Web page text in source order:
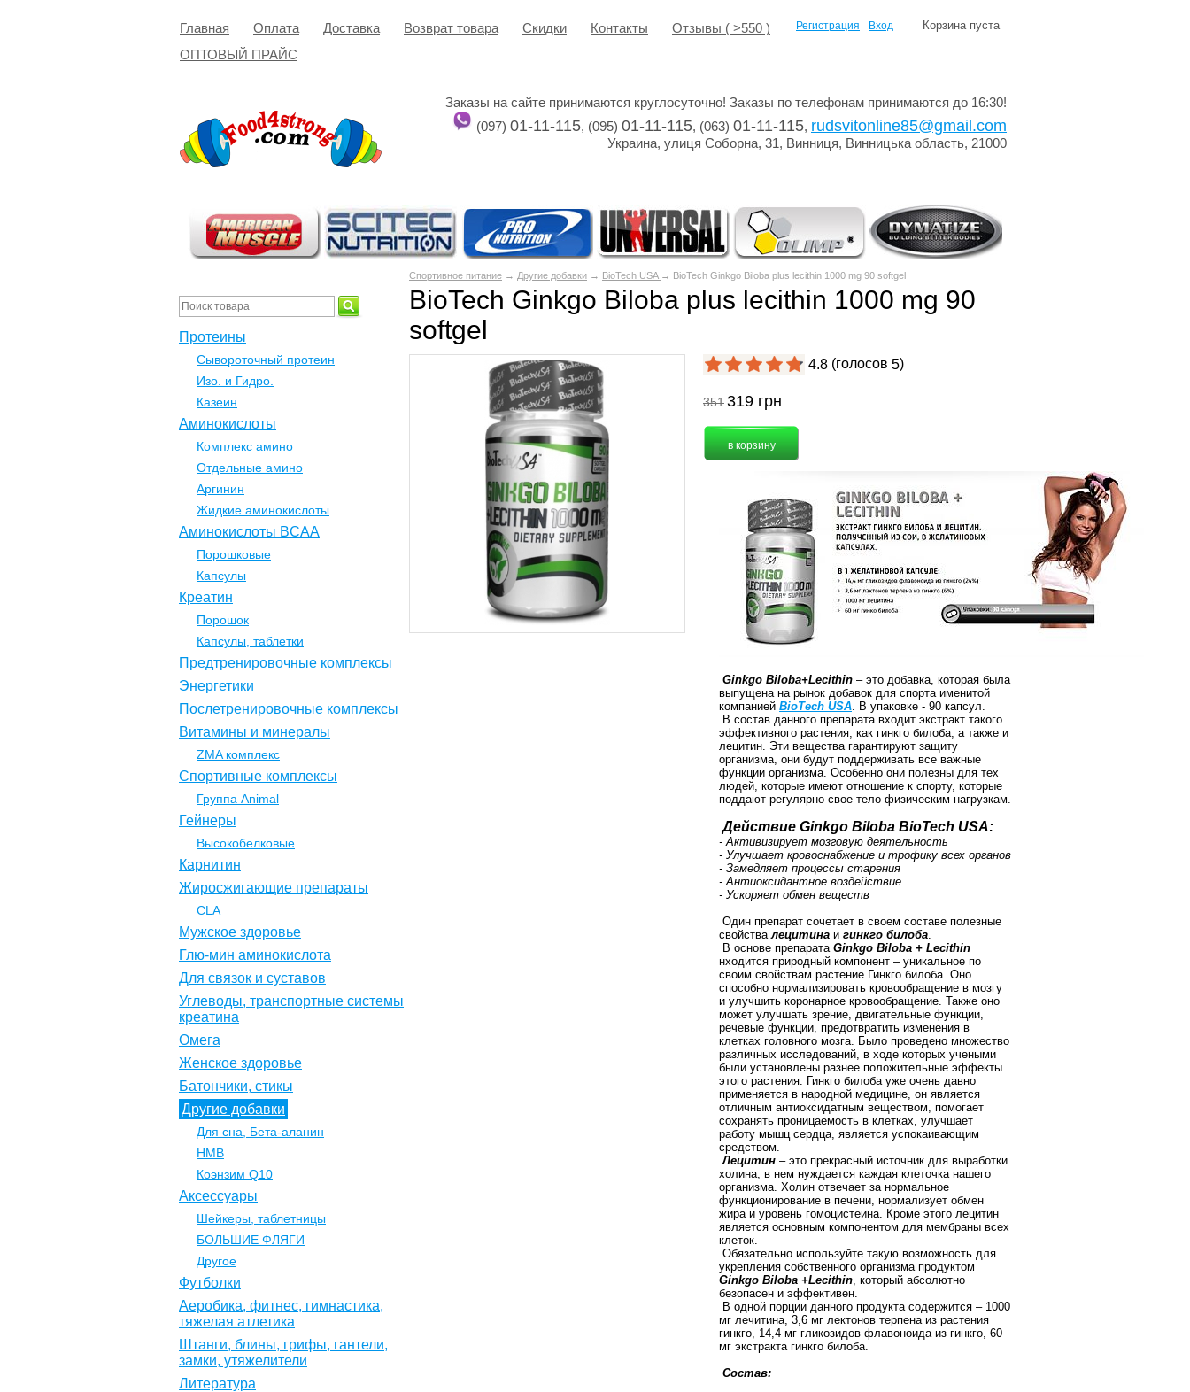
Главная Оплата Доставка Возврат товара Cкидки Контакты
Отзывы ( >550 )
ОПТОВЫЙ ПРАЙС
Корзина пуста
Регистрация Вход
Заказы на сайте принимаются круглосуточно! Заказы по телефонам принимаются до 16:30!
(097) 01-11-115, (095) 01-11-115, (063) 01-11-115, rudsvitonline85@gmail.com
Украина, улиця Соборна, 31, Винниця, Винницька область, 21000
Спортивное питание → Другие добавки → BioTech USA → BioTech Ginkgo Biloba plus lecithin 1000 mg 90 softgel
BioTech Ginkgo Biloba plus lecithin 1000 mg 90
softgel
4.8 (голосов 5)
351319 грн
Ginkgo Biloba+Lecithin – это добавка, которая была
выпущена на рынок добавок для спорта именитой
компанией BioTech USA. В упаковке - 90 капсул.
В состав данного препарата входит экстракт такого
эффективного растения, как гинкго билоба, а также и
лецитин. Эти вещества гарантируют защиту
организма, они будут поддерживать все важные
функции организма. Особенно они полезны для тех
людей, которые имеют отношение к спорту, которые
поддают регулярно свое тело физическим нагрузкам.
Действие Ginkgo Biloba BioTech USA:
- Активизирует мозговую деятельность
- Улучшает кровоснабжение и трофику всех органов
- Замедляет процессы старения
- Антиоксидантное воздействие
- Ускоряет обмен веществ
Один препарат сочетает в своем составе полезные
свойствалецитина и гинкго билоба.
В основе препарата Ginkgo Biloba + Lecithin
нходится природный компонент – уникальное по
своим свойствам растение Гинкго билоба. Оно
способно нормализировать кровообращение в мозгу
и улучшить коронарное кровообращение. Также оно
может улучшать зрение, двигательные функции,
речевые функции, предотвратить изменения в
клетках головного мозга. Было проведено множество
различных исследований, в ходе которых учеными
были установлены разнее положительные эффекты
этого растения. Гинкго билоба уже очень давно
применяется в народной медицине, он является
отличным антиоксидатным веществом, помогает
сохранять проницаемость в клетках, улучшает
работу мышц сердца, является успокаивающим
средством.
Лецитин – это прекрасный источник для выработки
холина, в нем нуждается каждая клеточка нашего
организма. Холин отвечает за нормальное
функционирование в печени, нормализует обмен
жира и уровень гомоцистеина. Кроме этого лецитин
является основным компонентом для мембраны всех
клеток.
Обязательно используйте такую возможность для
укрепления собственного организма продуктом
Ginkgo Biloba +Lecithin, который абсолютно
безопасен и эффективен.
В одной порции данного продукта содержится – 1000
мг лечитина, 3,6 мг лектонов терпена из растения
гинкго, 14,4 мг гликозидов флавоноида из гинкго, 60
мг экстракта гинкго билоба.
Состав:
Протеины
Сывороточный протеин
Изо. и Гидро.
Казеин
Аминокислоты
Комплекс амино
Отдельные амино
Аргинин
Жидкие аминокислоты
Аминокислоты BCAA
Порошковые
Капсулы
Креатин
Порошок
Капсулы, таблетки
Предтренировочные комплексы
Энергетики
Послетренировочные комплексы
Витамины и минералы
ZMA комплекс
Спортивные комплексы
Группа Animal
Гейнеры
Высокобелковые
Карнитин
Жиросжигающие препараты
CLA
Мужское здоровье
Глю-мин аминокислота
Для связок и суставов
Углеводы, транспортные системы
креатина
Омега
Женское здоровье
Батончики, стикы
Другие добавки
Для сна, Бета-аланин
НМВ
Коэнзим Q10
Аксессуары
Шейкеры, таблетницы
БОЛЬШИЕ ФЛЯГИ
Другое
Футболки
Аеробика, фитнес, гимнастика,
тяжелая атлетика
Штанги, блины, грифы, гантели,
замки, утяжелители
Литература